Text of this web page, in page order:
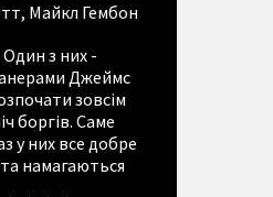
, Майкл Гембон
Один з них -
Джеймс
зовсім
боргів. Саме
у них все добре
намагаються